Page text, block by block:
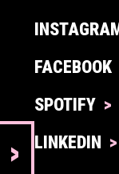
FACEBOOK
SPOTIFY
LINKEDIN